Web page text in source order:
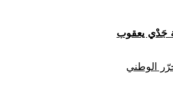
الوطني